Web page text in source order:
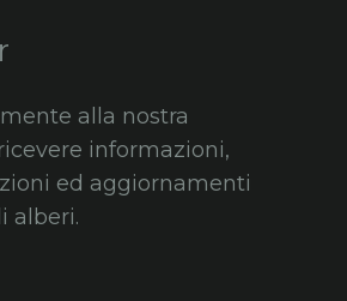
alla nostra
informazioni,
ed aggiornamenti
alberi.